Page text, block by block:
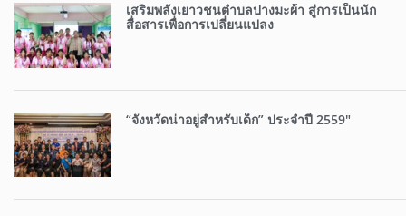
เสริมพลังเยาวชนตำบลปางมะผ้า สู่การเป็นนัก
สื่อสารเพื่อการเปลี่ยนแปลง
“จังหวัดน่าอยู่สำหรับเด็ก” ประจำปี 2559″